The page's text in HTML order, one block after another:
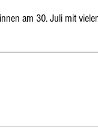
am 30. Juli mit